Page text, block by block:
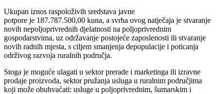
Ukupan iznos raspoloživih sredstava javne
potpore je 187.787.500,00 kuna, a svrha ovog natječaja je stvaranje
novih nepoljoprivrednih djelatnosti na poljoprivrednim
gospodarstvima, uz održavanje postojeće zaposlenosti ili stvaranje
novih radnih mjesta, s ciljem smanjenja depopulacije i poticanja
održivog razvoja ruralnih područja.
Stoga je moguće ulagati u sektor prerade i marketinga ili izravne
prodaje proizvoda, sektor pružanja usluga u ruralnim područjima
koji može obuhvaćati: usluge u poljoprivrednim, šumarskim i